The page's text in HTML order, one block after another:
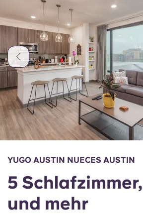
Standorte
Mehr
Konto
English (GB)
Chinese
Wähle ein Land aus
Anmelden
Jetzt buchen
Chinese
Català
Italian
Portuguese
YUGO AUSTIN NUECES AUSTIN
5
und mehr